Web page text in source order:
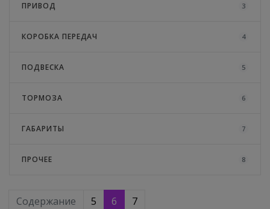
ПРИВОД 3
КОРОБКА ПЕРЕДАЧ 4
ПОДВЕСКА 5
ТОРМОЗА 6
ГАБАРИТЫ 7
ПРОЧЕЕ 8
Содержание 5 6 7